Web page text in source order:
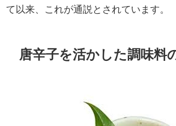
て以来、これが通説とされています。
唐辛子を活かした調味料